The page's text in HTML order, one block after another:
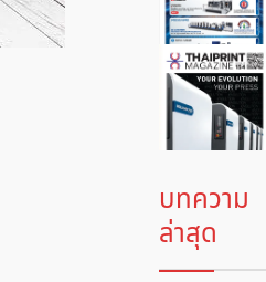
บทความ
ล่าสุด